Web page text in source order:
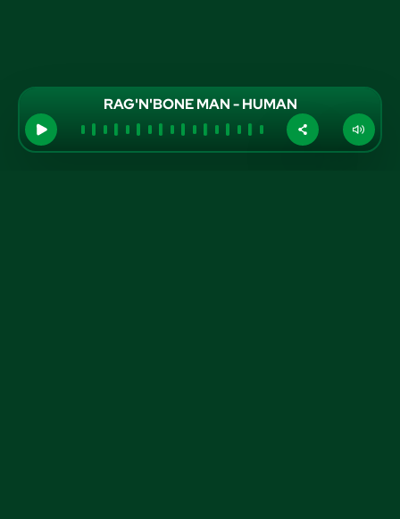
RAG'N'BONE MAN - HUMAN